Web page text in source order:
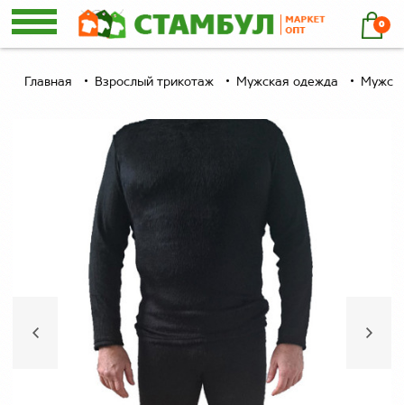
0
Главная Взрослый трикотаж Мужская одежда